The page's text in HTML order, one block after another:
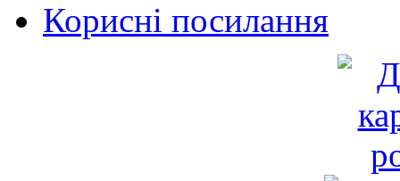
Корисні посилання